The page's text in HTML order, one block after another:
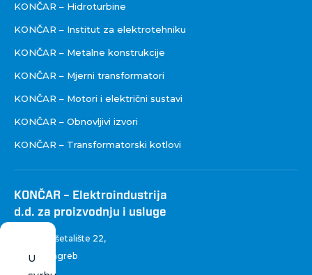
KONČAR – Hidroturbine
KONČAR – Institut za elektrotehniku
KONČAR – Metalne konstrukcije
KONČAR – Mjerni transformatori
KONČAR – Motori i električni sustavi
KONČAR – Obnovljivi izvori
KONČAR – Transformatorski kotlovi
KONČAR – Elektroindustrija
d.d. za proizvodnju i usluge
Fallerovo šetalište 22,
10 000 Zagreb
U